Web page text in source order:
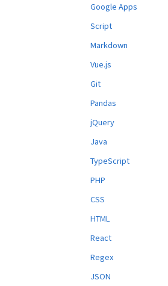
Google Apps
Script
Markdown
Vue.js
Git
Pandas
jQuery
Java
TypeScript
PHP
CSS
HTML
React
Regex
JSON